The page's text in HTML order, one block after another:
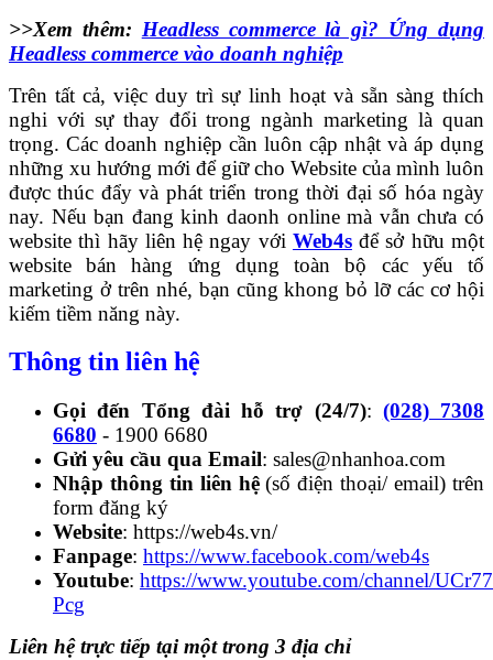
>>Xem thêm: Headless commerce là gì? Ứng dụng
Headless commerce vào doanh nghiệp
Trên tất cả, việc duy trì sự linh hoạt và sẵn sàng thích
nghi với sự thay đổi trong ngành marketing là quan
trọng. Các doanh nghiệp cần luôn cập nhật và áp dụng
những xu hướng mới để giữ cho Website của mình luôn
được thúc đẩy và phát triển trong thời đại số hóa ngày
nay. Nếu bạn đang kinh daonh online mà vẫn chưa có
website thì hãy liên hệ ngay với Web4sđể sở hữu một
website bán hàng ứng dụng toàn bộ các yếu tố
marketing ở trên nhé, bạn cũng khong bỏ lỡ các cơ hội
kiếm tiềm năng này.
Thông tin liên hệ
Gọi đến Tổng đài hỗ trợ (24/7): (028) 7308
6680 - 1900 6680
Gửi yêu cầu qua Email: sales@nhanhoa.com
Nhập thông tin liên hệ(số điện thoại/ email) trên
form đăng ký
Website: https://web4s.vn/
Fanpage: https://www.facebook.com/web4s
Youtube: https://www.youtube.com/channel/
Pcg
Liên hệ trực tiếp tại một trong 3 địa chỉ